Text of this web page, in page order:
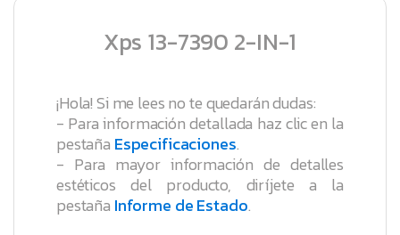
Xps 13-7390 2-IN-1
¡Hola! Si me lees no te quedarán dudas:
- Para información detallada haz clic en la
pestaña Especificaciones.
- Para mayor información de detalles
estéticos del producto, diríjete a la
pestaña Informe de Estado.